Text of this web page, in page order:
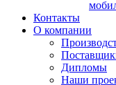
Контакты
О компании
Дипломы
Наши